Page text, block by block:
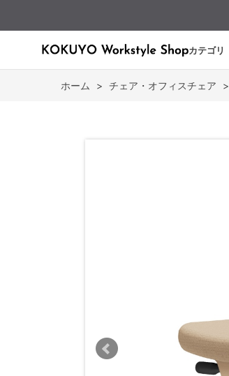
カテゴリ
ホーム > チェア・オフィスチェア >